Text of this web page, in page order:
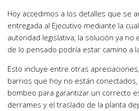
Hoy accedimos a los detalles que se
entregada al Ejecutivo mediante la
autoridad legislativa, la solución ya no
de lo pensado podría estar camino a
Esto incluye entre otras
barrios que hoy no están
bombeo para garantizar un correcto
derrames y el traslado de la planta